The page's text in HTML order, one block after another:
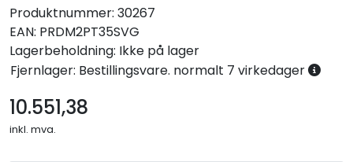
Produktnummer: 30267
EAN: PRDM2PT35SVG
Lagerbeholdning: Ikke på lager
Fjernlager: Bestillingsvare. normalt 7 virkedager
10.551,38
inkl. mva.